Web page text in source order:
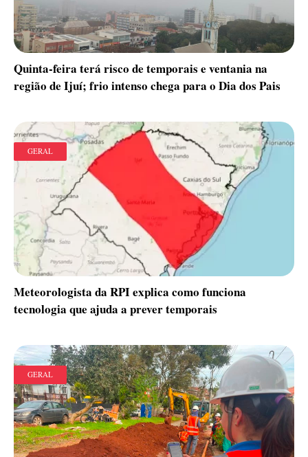
Quinta-feira terá risco de temporais e ventania na
região de Ijuí; frio intenso chega para o Dia dos Pais
GERAL
Meteorologista da RPI explica como funciona
tecnologia que ajuda a prever temporais
GERAL